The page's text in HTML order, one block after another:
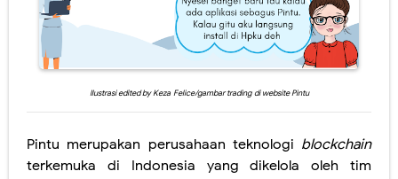
Ilustrasi edited by Keza Felice/gambar trading di website Pintu
Pintu merupakan perusahaan teknologi blockchain
terkemuka di Indonesia yang dikelola oleh tim